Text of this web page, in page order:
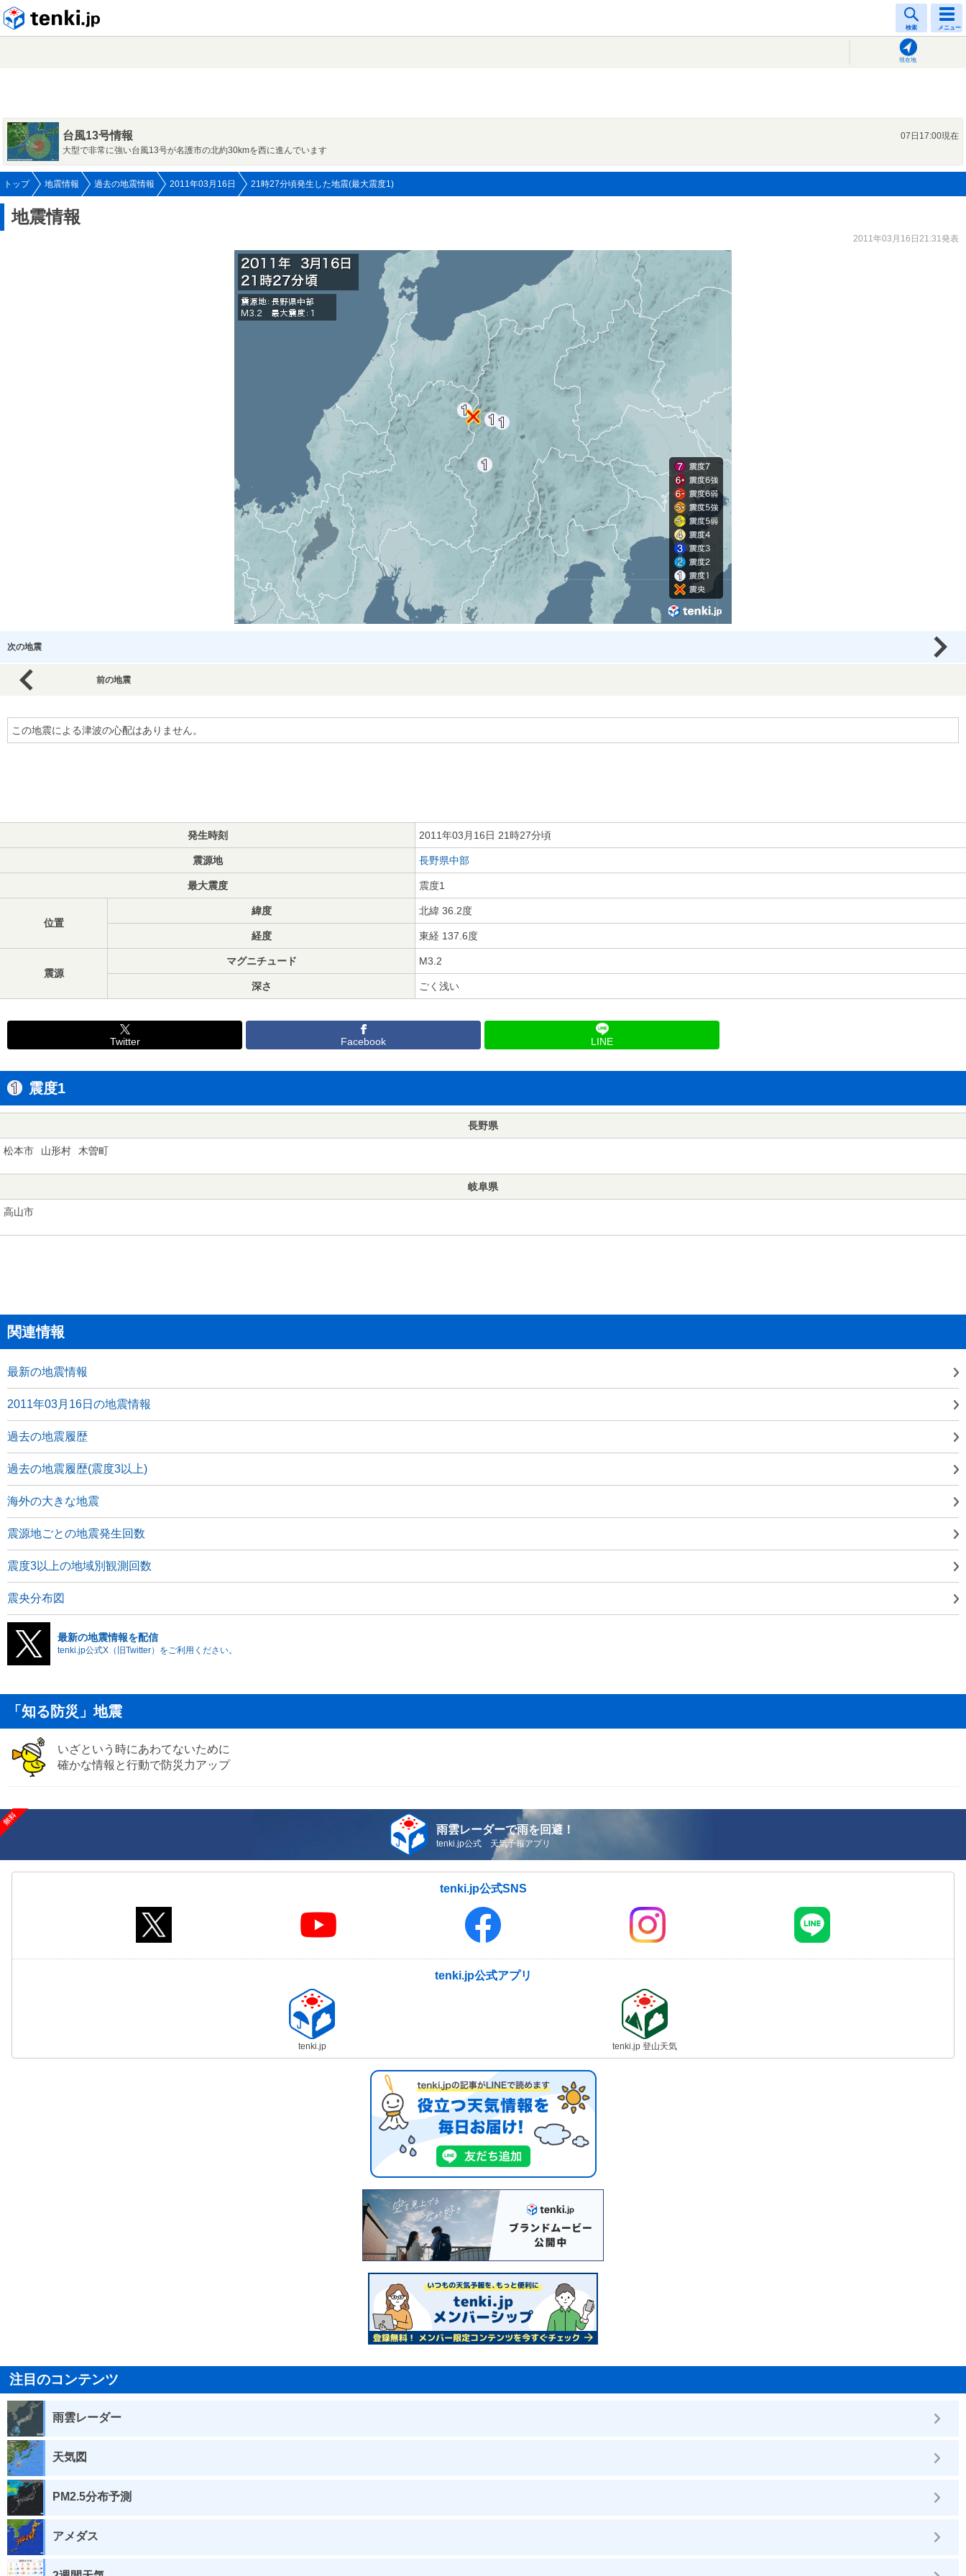
検索 メニュー
現在地
台風13号情報
07日17:00現在
大型で非常に強い台風13号が名護市の北約30kmを西に進んでいます
トップ 地震情報 過去の地震情報 2011年03月16日 21時27分頃発生した地震(最大震度1)
地震情報
2011年03月16日21:31発表
次の地震
前の地震
この地震による津波の心配はありません。
発生時刻 2011年03月16日 21時27分頃
震源地 長野県中部
最大震度 震度1
位置
緯度 北緯 36.2度
経度 東経 137.6度
震源
マグニチュード M3.2
深さ ごく浅い
Twitter Facebook LINE
震度1
長野県
松本市 山形村 木曽町
岐阜県
高山市
関連情報
最新の地震情報
2011年03月16日の地震情報
過去の地震履歴
過去の地震履歴(震度3以上)
海外の大きな地震
震源地ごとの地震発生回数
震度3以上の地域別観測回数
震央分布図
最新の地震情報を配信
tenki.jp公式X（旧Twitter）をご利用ください。
「知る防災」地震
いざという時にあわてないために
確かな情報と行動で防災力アップ
雨雲レーダーで雨を回避！
tenki.jp公式 天気予報アプリ
tenki.jp公式SNS
tenki.jp公式アプリ
tenki.jp tenki.jp 登山天気
注目のコンテンツ
雨雲レーダー
天気図
PM2.5分布予測
アメダス